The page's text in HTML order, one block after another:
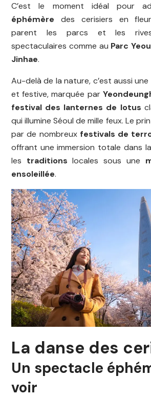
C’est le moment idéal pour
éphémère des cerisiers en
parent les parcs et les
spectaculaires comme au Parc
Jinhae.
Au-delà de la nature, c’est aussi
et festive, marquée par
festival des lanternes de lotus
qui illumine Séoul de mille feux. Le
par de nombreux festivals de
offrant une immersion totale dans la
les traditions locales sous une
ensoleillée.
La danse des
Un spectacle
voir